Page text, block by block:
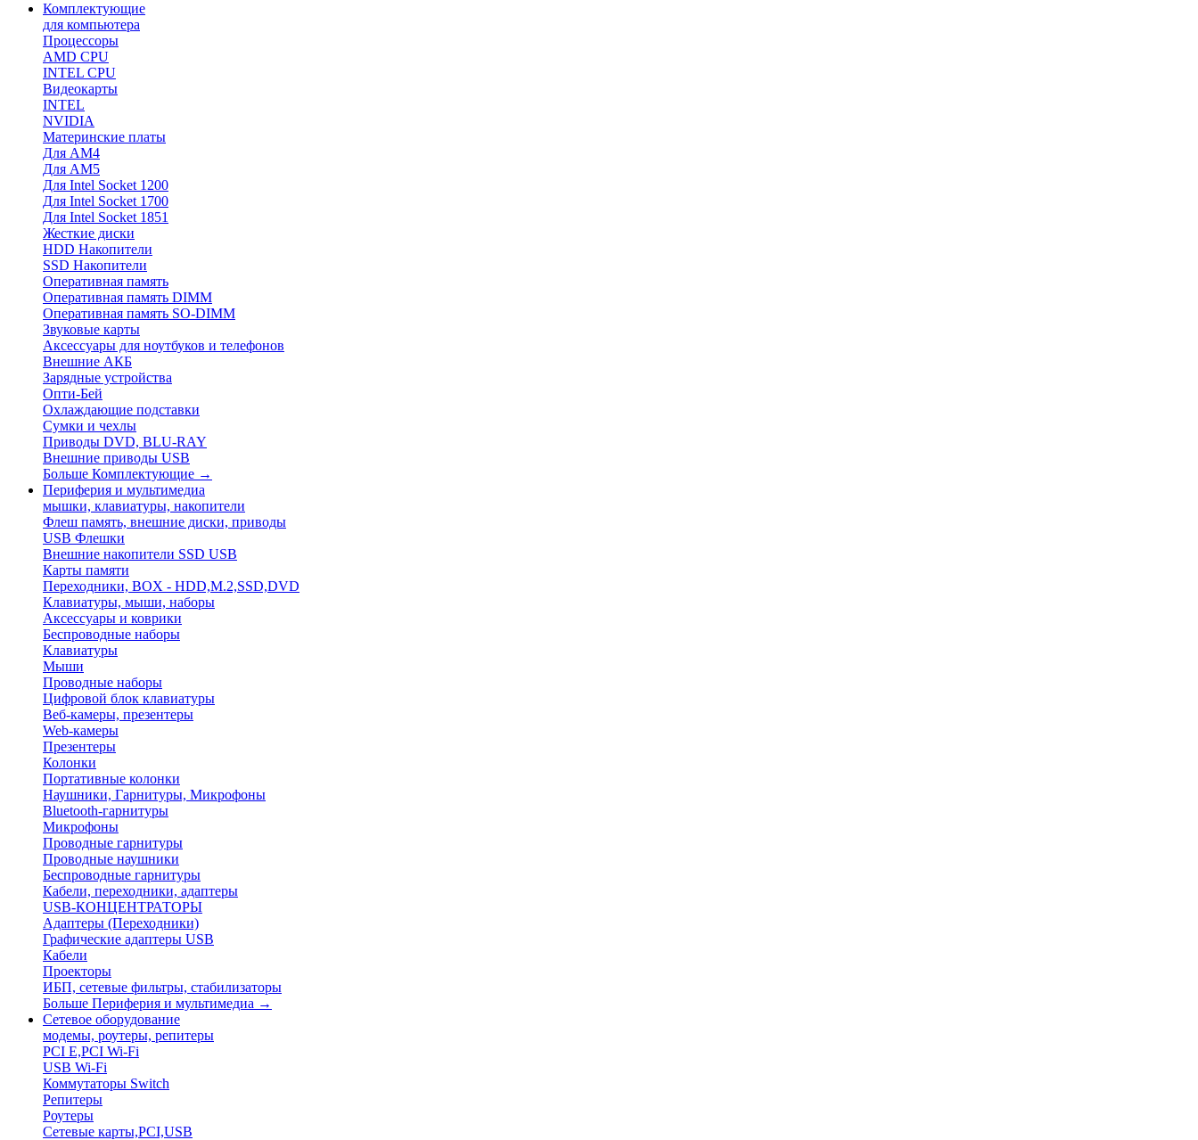
Комплектующие
для компьютера
Процессоры
AMD CPU
INTEL CPU
Видеокарты
INTEL
NVIDIA
Материнские платы
Для AM4
Для AM5
Для Intel Socket 1200
Для Intel Socket 1700
Для Intel Socket 1851
Жесткие диски
HDD Накопители
SSD Накопители
Оперативная память
Оперативная память DIMM
Оперативная память SO-DIMM
Звуковые карты
Аксессуары для ноутбуков и телефонов
Внешние АКБ
Зарядные устройства
Опти-Бей
Охлаждающие подставки
Сумки и чехлы
Приводы DVD, BLU-RAY
Внешние приводы USB
Больше Комплектующие →
Периферия и мультимедиа
мышки, клавиатуры, накопители
Флеш память, внешние диски, приводы
USB Флешки
Внешние накопители SSD USB
Карты памяти
Переходники, BOX - HDD,M.2,SSD,DVD
Клавиатуры, мыши, наборы
Аксессуары и коврики
Беспроводные наборы
Клавиатуры
Мыши
Проводные наборы
Цифровой блок клавиатуры
Веб-камеры, презентеры
Web-камеры
Презентеры
Колонки
Портативные колонки
Наушники, Гарнитуры, Микрофоны
Bluetooth-гарнитуры
Микрофоны
Проводные гарнитуры
Проводные наушники
Беспроводные гарнитуры
Кабели, переходники, адаптеры
USB-КОНЦЕНТРАТОРЫ
Адаптеры (Переходники)
Графические адаптеры USB
Кабели
Проекторы
ИБП, сетевые фильтры, стабилизаторы
Больше Периферия и мультимедиа →
Сетевое оборудование
модемы, роутеры, репитеры
PCI E,PCI Wi-Fi
USB Wi-Fi
Коммутаторы Switch
Репитеры
Роутеры
Сетевые карты,PCI,USB